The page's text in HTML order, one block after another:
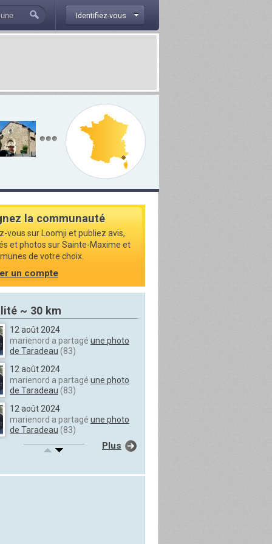
Identifiez-vous
la communauté
vous sur Loomji et publiez avis,
et photos sur Sainte-Maxime et
de votre choix.
un compte
~ 30 km
12 août 2024
marienord a partagé une photo
de Taradeau (83)
12 août 2024
marienord a partagé une photo
de Taradeau (83)
12 août 2024
marienord a partagé une photo
de Taradeau (83)
12 août 2024
Plus